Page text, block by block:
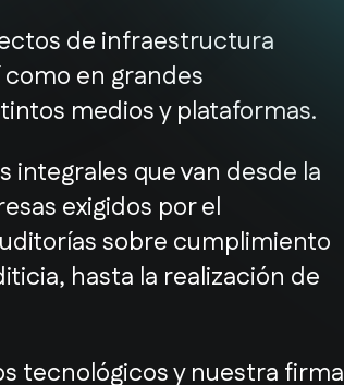
de infraestructura
en grandes
medios y plataformas.
que van desde la
exigidos por el
sobre cumplimiento
hasta la realización de
tecnológicos y nuestra firma